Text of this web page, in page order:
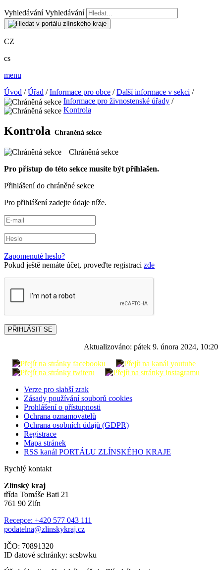
Vyhledávání Vyhledávání
CZ
cs
menu
Úvod /Úřad /Informace pro obce /Další informace v sekci /
Informace pro živnostenské úřady /
Kontrola
Kontrola
Chráněná sekce
Pro přístup do této sekce musíte být příhlašen.
Přihlášení do chráněné sekce
Pro přihlášení zadejte údaje níže.
Zapomenuté heslo?
Pokud ještě nemáte účet, proveďte registraci zde
PŘIHLÁSIT SE
Aktualizováno: pátek 9. února 2024, 10:20
Verze pro slabší zrak
Zásady používání souborů cookies
Prohlášení o přístupnosti
Ochrana oznamovatelů
Ochrana osobních údajů (GDPR)
Registrace
Mapa stránek
RSS kanál PORTÁLU ZLÍNSKÉHO KRAJE
Rychlý kontakt
Zlínský kraj
třída Tomáše Bati 21
761 90 Zlín
Recepce: +420 577 043 111
podatelna@zlinskykraj.cz
IČO: 70891320
ID datové schránky: scsbwku